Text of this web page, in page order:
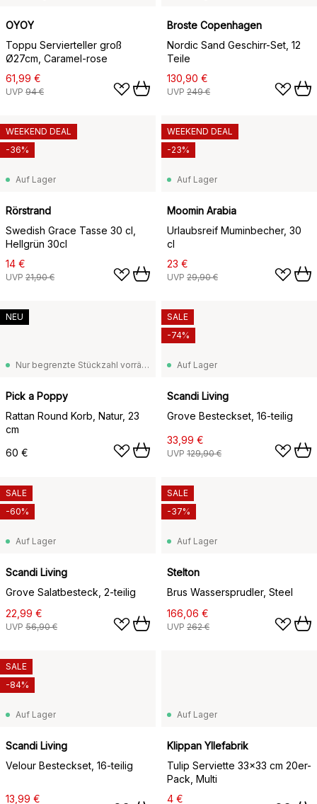
OYOY
Toppu Servierteller groß
Ø27cm, Caramel-rose
61,99 €
UVP 94 €
Broste Copenhagen
Nordic Sand Geschirr-Set, 12
Teile
130,90 €
UVP 249 €
Auf Lager
Rörstrand
Swedish Grace Tasse 30 cl,
Hellgrün 30cl
14 €
UVP 21,90 €
WEEKEND DEAL
-36%
Auf Lager
Moomin Arabia
Urlaubsreif Muminbecher, 30
cl
23 €
UVP 29,90 €
WEEKEND DEAL
-23%
Nur begrenzte Stückzahl vorrätig
Pick a Poppy
Rattan Round Korb, Natur, 23
cm
60 €
NEU
Auf Lager
Scandi Living
Grove Besteckset, 16-teilig
33,99 €
UVP 129,90 €
SALE
-74%
Auf Lager
Scandi Living
Grove Salatbesteck, 2-teilig
22,99 €
UVP 56,90 €
SALE
-60%
Auf Lager
Stelton
Brus Wassersprudler, Steel
166,06 €
UVP 262 €
SALE
-37%
Auf Lager
Scandi Living
Velour Besteckset, 16-teilig
13,99 €
SALE
-84%
Auf Lager
Klippan Yllefabrik
Tulip Serviette 33x33 cm 20er-
Pack, Multi
4 €